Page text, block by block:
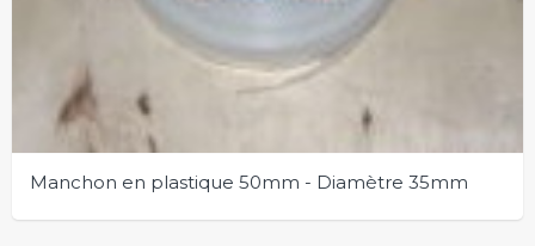
Manchon en plastique 50mm - Diamètre 35mm